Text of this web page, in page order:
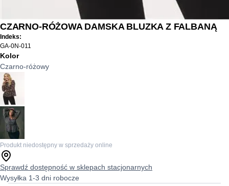
CZARNO-RÓŻOWA DAMSKA BLUZKA Z FALBANĄ
Indeks:
GA-0N-011
Kolor
Czarno-różowy
Produkt niedostępny w sprzedaży online
Sprawdź dostępność w sklepach stacjonarnych
Wysyłka 1-3 dni robocze